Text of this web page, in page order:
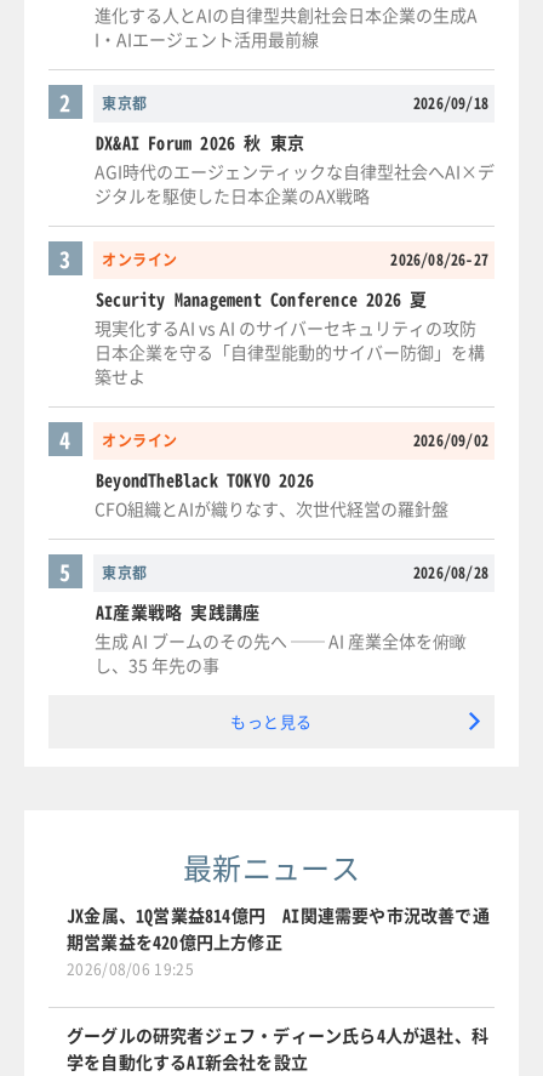
進化する人とAIの自律型共創社会日本企業の生成A
I・AIエージェント活用最前線
東京都 2026/09/18
2
DX&AI Forum 2026 秋 東京
AGI時代のエージェンティックな自律型社会へAI×デ
ジタルを駆使した日本企業のAX戦略
オンライン 2026/08/26-27
3
Security Management Conference 2026 夏
現実化するAI vs AI のサイバーセキュリティの攻防
日本企業を守る「自律型能動的サイバー防御」を構
築せよ
オンライン 2026/09/02
4
BeyondTheBlack TOKYO 2026
CFO組織とAIが織りなす、次世代経営の羅針盤
東京都 2026/08/28
5
AI産業戦略 実践講座
生成 AI ブームのその先へ ── AI 産業全体を俯瞰
し、35 年先の事
もっと見る
最新ニュース
JX金属、1Q営業益814億円 AI関連需要や市況改善で通
期営業益を420億円上方修正
2026/08/06 19:25
グーグルの研究者ジェフ・ディーン氏ら4人が退社、科
学を自動化するAI新会社を設立